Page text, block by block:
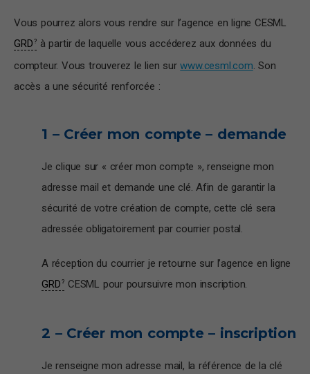
Vous pourrez alors vous rendre sur l’agence en ligne CESML
GRD
à partir de laquelle vous accéderez aux données du
compteur. Vous trouverez le lien surwww.cesml.com. Son
accès a une sécurité renforcée :
1 – Créer mon compte – demande
Je clique sur « créer mon compte », renseigne mon
adresse mail et demande une clé. Afin de garantir la
sécurité de votre création de compte, cette clé sera
adressée obligatoirement par courrier postal.
A réception du courrier je retourne sur l’agence en ligne
GRD
CESML pour poursuivre mon inscription.
2 – Créer mon compte – inscription
Je renseigne mon adresse mail, la référence de la clé